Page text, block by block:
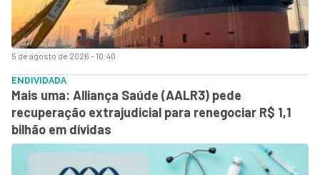
5 de agosto de 2026 - 10:40
ENDIVIDADA
Mais uma: Alliança Saúde (AALR3) pede
recuperação extrajudicial para renegociar R$ 1,1
bilhão em dívidas